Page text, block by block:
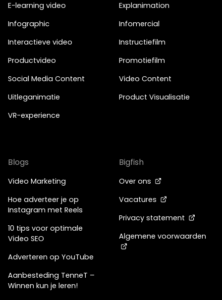
E-learning video
Infographic
Interactieve video
Productvideo
Social Media Content
Uitleganimatie
VR-experience
Explanimation
Infomercial
Instructiefilm
Promotiefilm
Video Content
Product Visualisatie
Blogs
Video Marketing
Hoe adverteer je op
Instagram met Reels
10 tips voor optimale
Video SEO
Adverteren op YouTube
Aanbesteding TenneT –
Winnen kun je leren!
Bigfish
Over ons
Vacatures
Privacy statement
Algemene voorwaarden